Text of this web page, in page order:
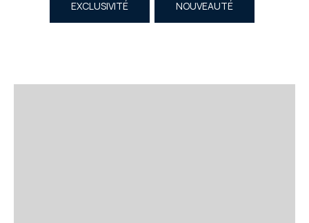
EXCLUSIVITÉ NOUVEAUTÉ